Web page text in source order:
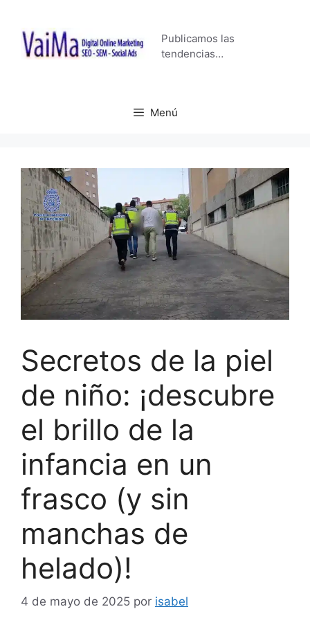
contenido
Publicamos las
tendencias…
Menú
Secretos de la piel
de niño: ¡descubre
el brillo de la
infancia en un
frasco (y sin
manchas de
helado)!
4 de mayo de 2025 por isabel